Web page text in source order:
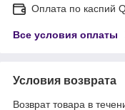
Оплата по каспий
Все условия оплаты
Условия возврата
Возврат товара в